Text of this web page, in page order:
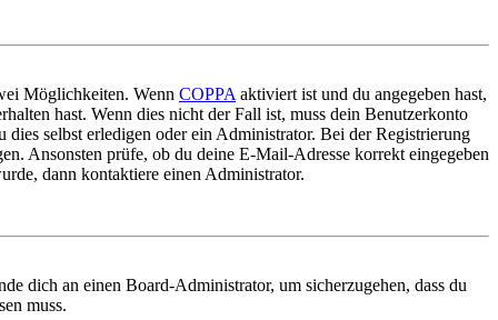
Möglichkeiten. Wenn COPPA aktiviert ist und du angegeben hast,
hast. Wenn dies nicht der Fall ist, muss dein Benutzerkonto
selbst erledigen oder ein Administrator. Bei der Registrierung
Ansonsten prüfe, ob du deine E-Mail-Adresse korrekt eingegeben
dann kontaktiere einen Administrator.
dich an einen Board-Administrator, um sicherzugehen, dass du
muss.